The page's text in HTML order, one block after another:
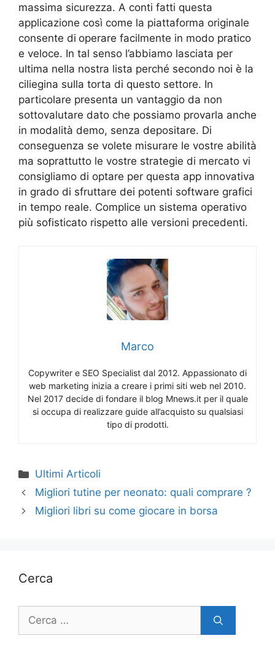
massima sicurezza. A conti fatti questa
applicazione così come la piattaforma originale
consente di operare facilmente in modo pratico
e veloce. In tal senso l’abbiamo lasciata per
ultima nella nostra lista perché secondo noi è la
ciliegina sulla torta di questo settore. In
particolare presenta un vantaggio da non
sottovalutare dato che possiamo provarla anche
in modalità demo, senza depositare. Di
conseguenza se volete misurare le vostre abilità
ma soprattutto le vostre strategie di mercato vi
consigliamo di optare per questa app innovativa
in grado di sfruttare dei potenti software grafici
in tempo reale. Complice un sistema operativo
più sofisticato rispetto alle versioni precedenti.
Marco
Copywriter e SEO Specialist dal 2012. Appassionato di
web marketing inizia a creare i primi siti web nel 2010.
Nel 2017 decide di fondare il blog Mnews.it per il quale
si occupa di realizzare guide all’acquisto su qualsiasi
tipo di prodotti.
Categorie
Ultimi Articoli
Migliori tutine per neonato: quali comprare ?
Migliori libri su come giocare in borsa
Cerca
Ricerca